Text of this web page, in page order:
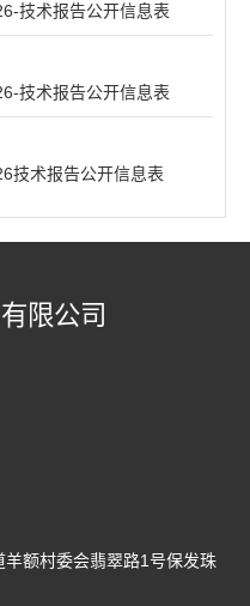
技术报告公开信息表
技术报告公开信息表
技术报告公开信息表
限公司
额村委会翡翠路1号保发珠